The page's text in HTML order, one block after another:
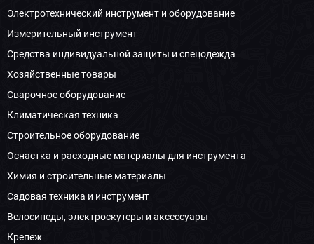
Электротехнический инструмент и оборудование
Измерительный инструмент
Средства индивидуальной защиты и спецодежда
Хозяйственные товары
Сварочное оборудование
Климатическая техника
Строительное оборудование
Оснастка и расходные материалы для инструмента
Химия и строительные материалы
Садовая техника и инструмент
Велосипеды, электроскутеры и аксессуары
Крепеж